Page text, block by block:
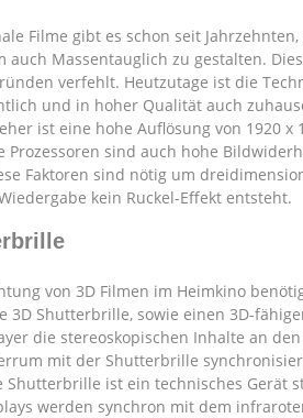
Filme gibt es schon seit
auch Massentauglich zu gestalten.
verfehlt. Heutzutage ist die
und in hoher Qualität auch
ist eine hohe Auflösung von 1920
Prozessoren sind auch hohe
Faktoren sind nötig um
kein Ruckel-Effekt entsteht.
von 3D Filmen im Heimkino
3D Shutterbrille, sowie einen 3D-
die stereoskopischen Inhalte an
mit der Shutterbrille
Shutterbrille ist ein technisches Gerät
werden synchron mit dem